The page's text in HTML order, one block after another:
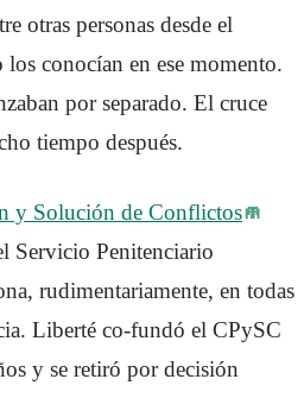
otras personas desde el
conocían en ese momento.
por separado. El cruce
tiempo después.
y Solución de Conflictos
Servicio Penitenciario
rudimentariamente, en todas
Liberté co-fundó el CPySC
y se retiró por decisión